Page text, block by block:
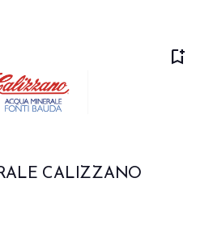
bookmark_add
CALIZZANO